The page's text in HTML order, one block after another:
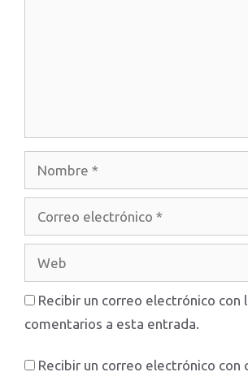
electrónico
Recibir un correo electrónico con
comentarios a esta entrada.
Recibir un correo electrónico con